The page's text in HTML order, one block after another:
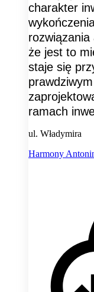
charakter
że jest to
staje się
ramach
ul. Władymira
Harmony